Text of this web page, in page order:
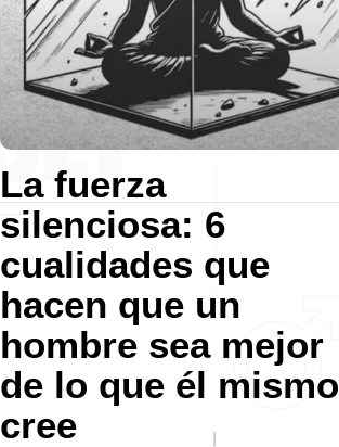
La fuerza
silenciosa: 6
cualidades que
hacen que un
hombre sea mejor
de lo que él mismo
cree